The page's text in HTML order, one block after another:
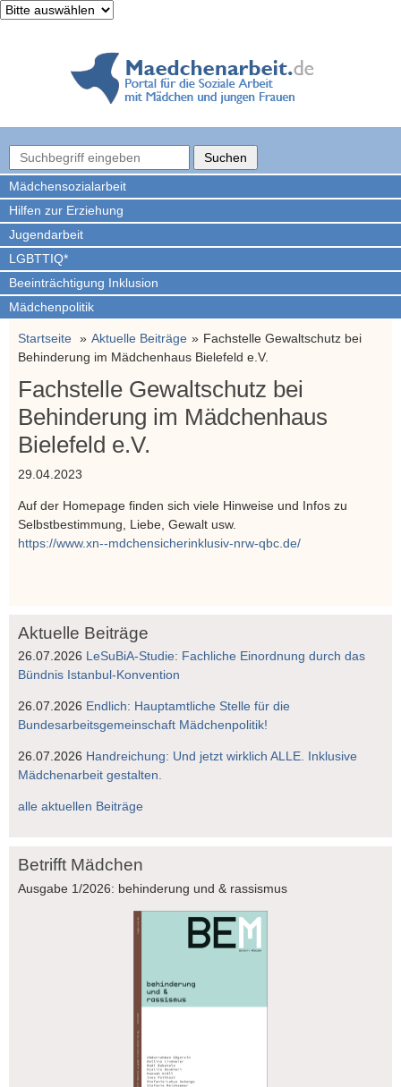
Mädchen­sozialarbeit
Hilfen zur Erziehung
Jugendarbeit
LGBTTIQ*
Beeinträchtigung Inklusion
Mädchenpolitik
Startseite Aktuelle Beiträge
Fachstelle Gewaltschutz bei
Behinderung im Mädchenhaus Bielefeld e.V.
Fachstelle Gewaltschutz bei
Behinderung im Mädchenhaus
Bielefeld e.V.
29.04.2023
Auf der Homepage finden sich viele Hinweise und Infos zu
Selbstbestimmung, Liebe, Gewalt usw.
https://www.xn--mdchensicherinklusiv-nrw-qbc.de/
Aktuelle Beiträge
26.07.2026 LeSuBiA-Studie: Fachliche Einordnung durch das
Bündnis Istanbul-Konvention
26.07.2026 Endlich: Hauptamtliche Stelle für die
Bundesarbeitsgemeinschaft Mädchenpolitik!
26.07.2026 Handreichung: Und jetzt wirklich ALLE. Inklusive
Mädchenarbeit gestalten.
alle aktuellen Beiträge
Betrifft Mädchen
Ausgabe 1/2026: behinderung und & rassismus